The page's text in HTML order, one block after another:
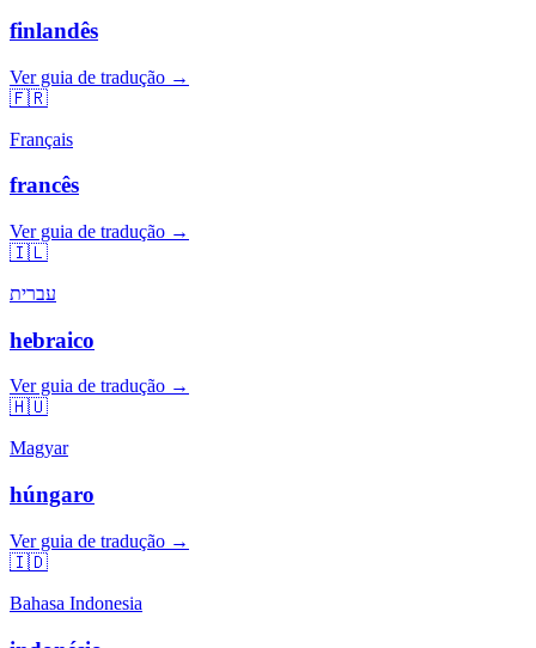
finlandês
Ver guia de tradução →
🇫🇷
Français
francês
Ver guia de tradução →
🇮🇱
עברית
hebraico
Ver guia de tradução →
🇭🇺
Magyar
húngaro
Ver guia de tradução →
🇮🇩
Bahasa Indonesia